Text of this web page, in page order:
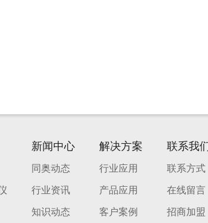
新闻中心
同奥动态
行业资讯
知识动态
解决方案
行业应用
产品应用
客户案例
联系我
联系方式
在线留言
招商加盟